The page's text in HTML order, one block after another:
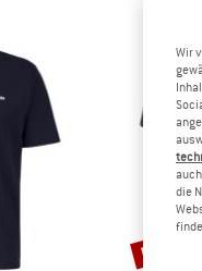
Rabatt
bis 55%
Wir
die